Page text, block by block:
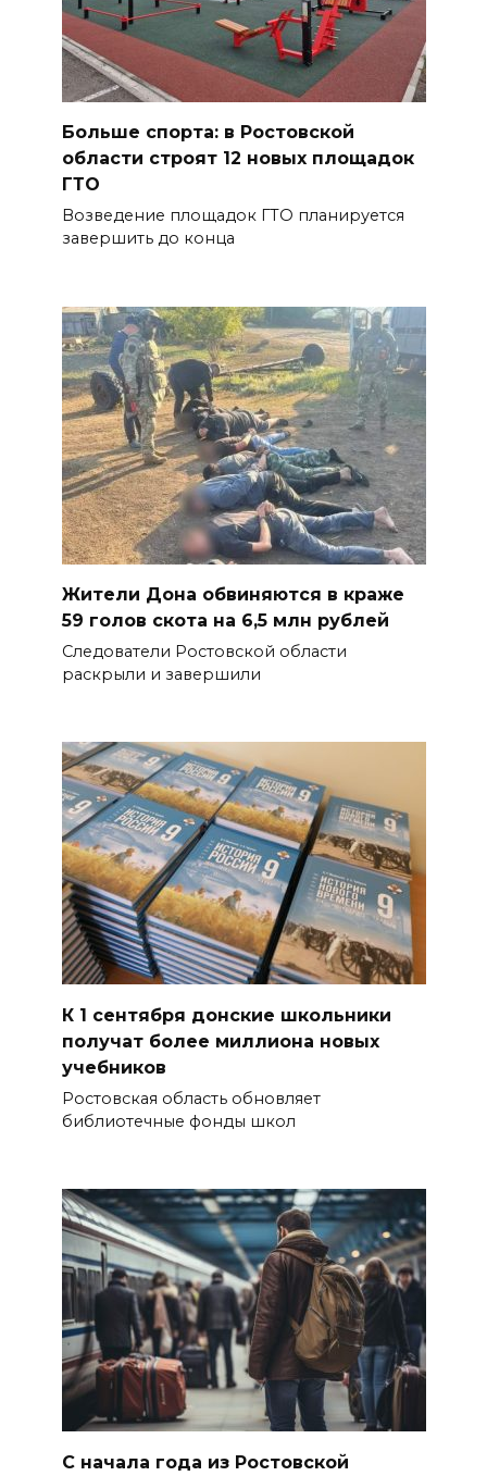
Больше спорта: в Ростовской
области строят 12 новых площадок
ГТО
Возведение площадок ГТО планируется
завершить до конца
Жители Дона обвиняются в краже
59 голов скота на 6,5 млн рублей
Следователи Ростовской области
раскрыли и завершили
К 1 сентября донские школьники
получат более миллиона новых
учебников
Ростовская область обновляет
библиотечные фонды школ
С начала года из Ростовской